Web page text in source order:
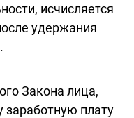
исчисляется
удержания
Закона лица,
плату